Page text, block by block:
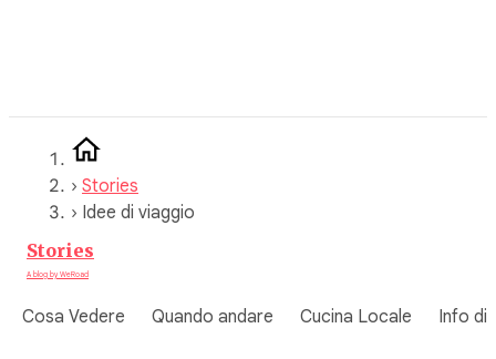
› Stories
› Idee di viaggio
Stories
A blog by WeRoad
Cosa Vedere Quando andare Cucina Locale Info di